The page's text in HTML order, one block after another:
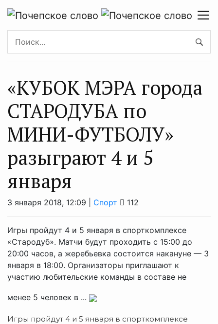
«КУБОК МЭРА города
СТАРОДУБА по
МИНИ-ФУТБОЛУ»
разыграют 4 и 5
января
3 января 2018, 12:09 | Спорт 112
Игры пройдут 4 и 5 января в спорткомплексе
«Стародуб». Матчи будут проходить с 15:00 до
20:00 часов, а жеребьевка состоится накануне — 3
января в 18:00. Организаторы приглашают к
участию любительские команды в составе не
менее 5 человек в ...
Игры пройдут 4 и 5 января в спорткомплексе